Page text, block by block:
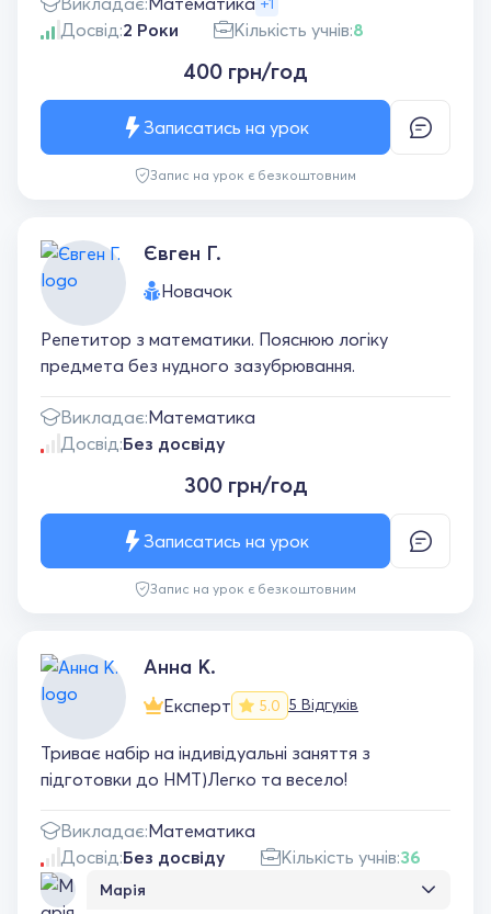
Досвід:2 Роки Кількість учнів:8
400 грн/год
Запис на урок є безкоштовним
Записатись на урок
Євген Г.
Новачок
Репетитор з математики. Пояснюю логіку
предмета без нудного зазубрювання.
Викладає:Математика
Досвід:Без досвіду
300 грн/год
Запис на урок є безкоштовним
Записатись на урок
Анна К.
Експерт 5.0 5 Відгуків
Триває набір на індивідуальні заняття з
підготовки до НМТ)Легко та весело!
Викладає:Математика
Досвід:Без досвіду Кількість учнів:36
Марія